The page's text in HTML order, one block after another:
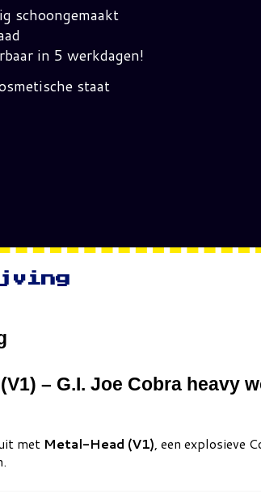
schoongemaakt
in 5 werkdagen!
staat
– G.I. Joe Cobra heavy
met Metal-Head (V1) , een